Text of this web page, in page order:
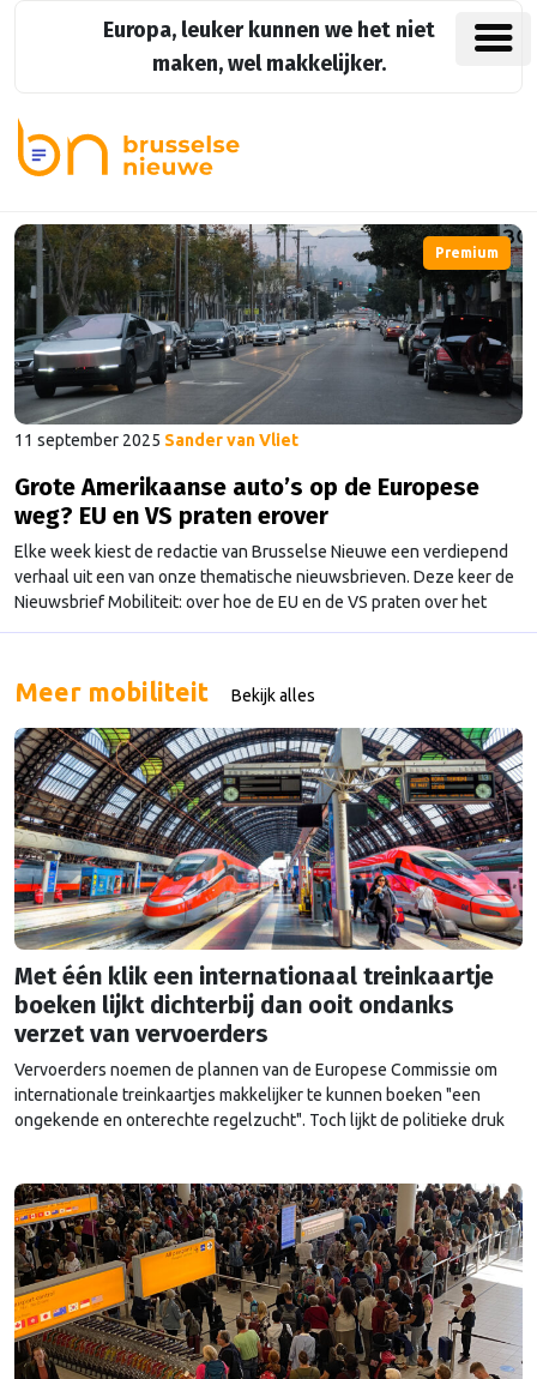
Europa, leuker kunnen we het niet
maken, wel makkelijker.
Premium
11 september 2025 Sander van Vliet
Grote Amerikaanse auto’s op de Europese
weg? EU en VS praten erover
Elke week kiest de redactie van Brusselse Nieuwe een verdiepend
verhaal uit een van onze thematische nieuwsbrieven. Deze keer de
Nieuwsbrief Mobiliteit: over hoe de EU en de VS praten over het
stroomlijnen van hun autoregels.
Meer mobiliteit Bekijk alles
Met één klik een internationaal treinkaartje
boeken lijkt dichterbij dan ooit ondanks
verzet van vervoerders
Vervoerders noemen de plannen van de Europese Commissie om
internationale treinkaartjes makkelijker te kunnen boeken "een
ongekende en onterechte regelzucht". Toch lijkt de politieke druk